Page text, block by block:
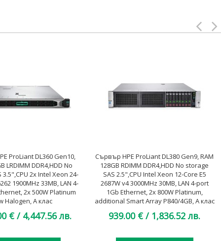
ProLiant DL360 Gen10,
LRDIMM DDR4,HDD No
3.5",CPU 2x Intel Xeon 24-
1900MHz 33MB, LAN 4-
2x 500W Platinum
Halogen, A клас
€/ 4,447.56 лв.
Сървър HPE ProLiant DL380 Gen9, RAM
128GB RDIMM DDR4,HDD No storage
SAS 2.5",CPU Intel Xeon 12-Core E5
2687W v4 3000MHz 30MB, LAN 4-port
1Gb Ethernet, 2x 800W Platinum,
additional Smart Array P840/4GB, A клас
939.00 € / 1,836.52 лв.